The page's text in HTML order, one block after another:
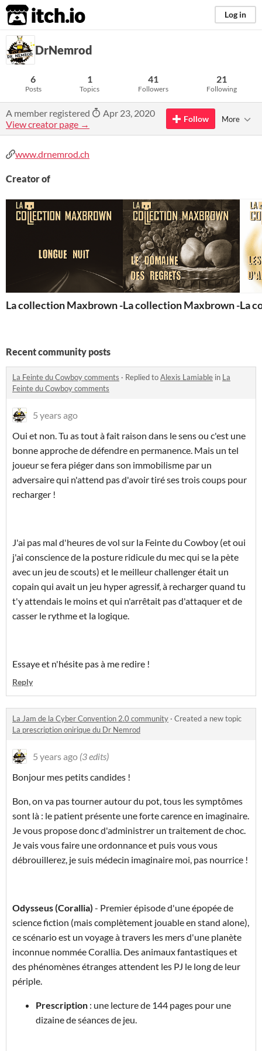
itch.io Log in
DrNemrod
6
Posts
1
Topics
41
Followers
21
Following
A member registered
Apr 23, 2020
View creator page →
Follow More
www.drnemrod.ch
Creator of
La collection Maxbrown - Longue nuitLa collection Maxbrown - Le
La
Recent community posts
La Feinte du Cowboy comments · Replied toAlexis Lamiable in La
Feinte du Cowboy comments
5 years ago
Oui et non. Tu as tout à fait raison dans le sens ou c'est une
bonne approche de défendre en permanence. Mais un tel
joueur se fera piéger dans son immobilisme par un
adversaire qui n'attend pas d'avoir tiré ses trois coups pour
recharger !
J'ai pas mal d'heures de vol sur la Feinte du Cowboy (et oui
j'ai conscience de la posture ridicule du mec qui se la pète
avec un jeu de scouts) et le meilleur challenger était un
copain qui avait un jeu hyper agressif, à recharger quand tu
t'y attendais le moins et qui n'arrêtait pas d'attaquer et de
casser le rythme et la logique.
Essaye et n'hésite pas à me redire !
Reply
La Jam de la Cyber Convention 2.0 community · Created a new topic
La prescription onirique du Dr Nemrod
5 years ago (3 edits)
Bonjour mes petits candides !
Bon, on va pas tourner autour du pot, tous les symptômes
sont là : le patient présente une forte carence en imaginaire.
Je vous propose donc d'administrer un traitement de choc.
Je vais vous faire une ordonnance et puis vous vous
débrouillerez, je suis médecin imaginaire moi, pas nourrice !
Odysseus (Corallia) - Premier épisode d'une épopée de
science fiction (mais complètement jouable en stand alone),
ce scénario est un voyage à travers les mers d'une planète
inconnue nommée Corallia. Des animaux fantastiques et
des phénomènes étranges attendent les PJ le long de leur
périple.
Prescription : une lecture de 144 pages pour une
dizaine de séances de jeu.